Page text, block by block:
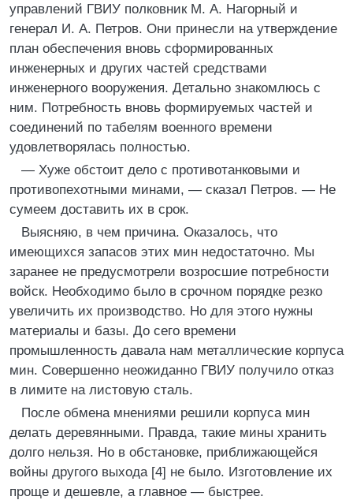
управлений ГВИУ полковник М. А. Нагорный и
генерал И. А. Петров. Они принесли на утверждение
план обеспечения вновь сформированных
инженерных и других частей средствами
инженерного вооружения. Детально знакомлюсь с
ним. Потребность вновь формируемых частей и
соединений по табелям военного времени
удовлетворялась полностью.
— Хуже обстоит дело с противотанковыми и
противопехотными минами, — сказал Петров. — Не
сумеем доставить их в срок.
Выясняю, в чем причина. Оказалось, что
имеющихся запасов этих мин недостаточно. Мы
заранее не предусмотрели возросшие потребности
войск. Необходимо было в срочном порядке резко
увеличить их производство. Но для этого нужны
материалы и базы. До сего времени
промышленность давала нам металлические корпуса
мин. Совершенно неожиданно ГВИУ получило отказ
в лимите на листовую сталь.
После обмена мнениями решили корпуса мин
делать деревянными. Правда, такие мины хранить
долго нельзя. Но в обстановке, приближающейся
войны другого выхода [4] не было. Изготовление их
проще и дешевле, а главное — быстрее.